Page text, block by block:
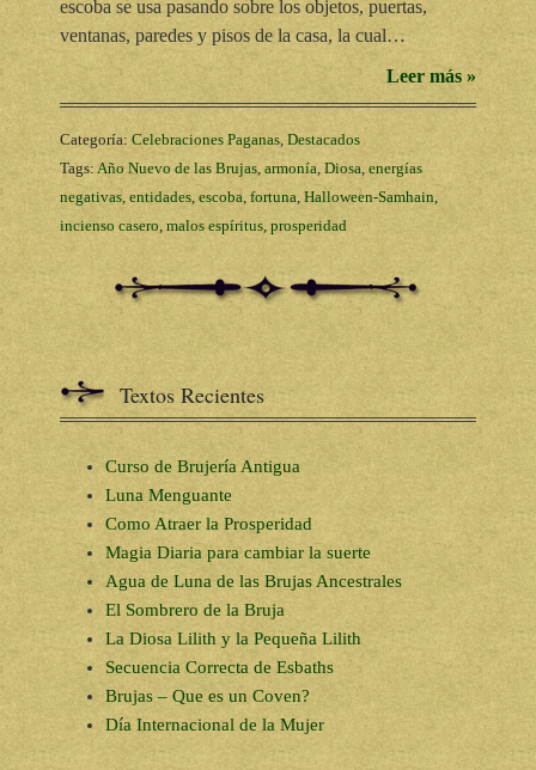
escoba se usa pasando sobre los objetos, puertas,
ventanas, paredes y pisos de la casa, la cual…
Leer más »
Categoría: Celebraciones Paganas, Destacados
Tags: Año Nuevo de las Brujas, armonía, Diosa, energías
negativas, entidades, escoba, fortuna, Halloween-Samhain,
incienso casero, malos espíritus,prosperidad
Textos Recientes
Curso de Brujería Antigua
Luna Menguante
Como Atraer la Prosperidad
Magia Diaria para cambiar la suerte
Agua de Luna de las Brujas Ancestrales
El Sombrero de la Bruja
La Diosa Lilith y la Pequeña Lilith
Secuencia Correcta de Esbaths
Brujas – Que es un Coven?
Día Internacional de la Mujer